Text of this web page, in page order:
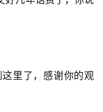
里了，感谢你的观